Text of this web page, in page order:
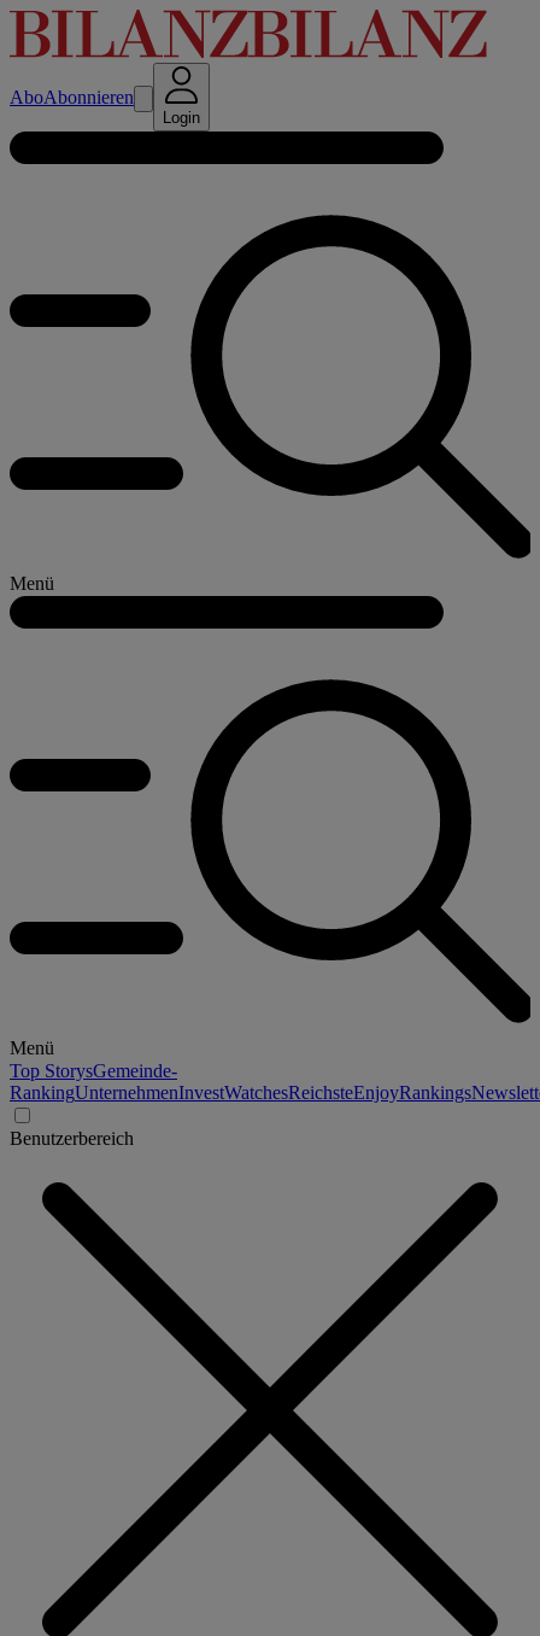
AboAbonnieren
Login
Menü
Menü
Top StorysGemeinde-
RankingUnternehmenInvestWatchesReichsteEnjoyRankings
Benutzerbereich